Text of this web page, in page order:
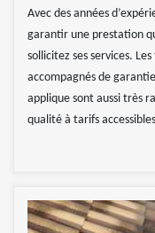
Avec des années
garantir une prestation
sollicitez ses services.
accompagnés de
applique sont aussi très
qualité à tarifs